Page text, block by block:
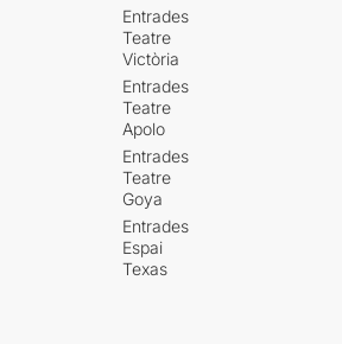
Entrades
Teatre
Victòria
Entrades
Teatre
Apolo
Entrades
Teatre
Goya
Entrades
Espai
Texas